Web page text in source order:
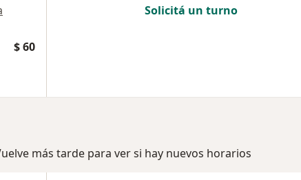
$ 60
Solicitá un turno
más tarde para ver si hay nuevos horarios